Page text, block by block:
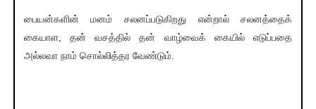
பையன்களின் மனம் சலனப்படுகிறது என்றால் சலனத்தைக்
கையாள, தன் வசத்தில் தன் வாழ்வைக் கையில் எடுப்பதை
அல்லவா நாம் சொல்லித்தர வேண்டும்.